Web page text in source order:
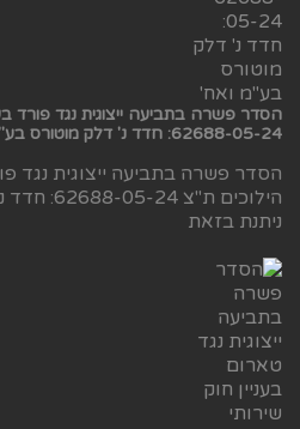
הסדר פשרה בתביעה ייצוגית נגד פורד
62688-05-24: חדד נ' דלק מוטורס בע"מ ואח'
הסדר פשרה בתביעה ייצוגית נגד
הילוכים
ניתנת בזאת